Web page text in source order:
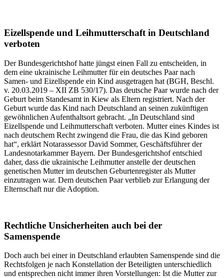
Eizellspende und Leihmutterschaft in Deutschland
verboten
Der Bundesgerichtshof hatte jüngst einen Fall zu entscheiden, in
dem eine ukrainische Leihmutter für ein deutsches Paar nach
Samen- und Eizellspende ein Kind ausgetragen hat (BGH, Beschl.
v. 20.03.2019 – XII ZB 530/17). Das deutsche Paar wurde nach der
Geburt beim Standesamt in Kiew als Eltern registriert. Nach der
Geburt wurde das Kind nach Deutschland an seinen zukünftigen
gewöhnlichen Aufenthaltsort gebracht. „In Deutschland sind
Eizellspende und Leihmutterschaft verboten. Mutter eines Kindes ist
nach deutschem Recht zwingend die Frau, die das Kind geboren
hat“, erklärt Notarassessor David Sommer, Geschäftsführer der
Landesnotarkammer Bayern. Der Bundesgerichtshof entschied
daher, dass die ukrainische Leihmutter anstelle der deutschen
genetischen Mutter im deutschen Geburtenregister als Mutter
einzutragen war. Dem deutschen Paar verblieb zur Erlangung der
Elternschaft nur die Adoption.
Rechtliche Unsicherheiten auch bei der
Samenspende
Doch auch bei einer in Deutschland erlaubten Samenspende sind die
Rechtsfolgen je nach Konstellation der Beteiligten unterschiedlich
und entsprechen nicht immer ihren Vorstellungen: Ist die Mutter zur